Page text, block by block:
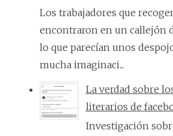
Los trabajadores que
encontraron en un callejón
lo que parecían unos
mucha imaginaci...
La verdad sobre
literarios de
Investigación